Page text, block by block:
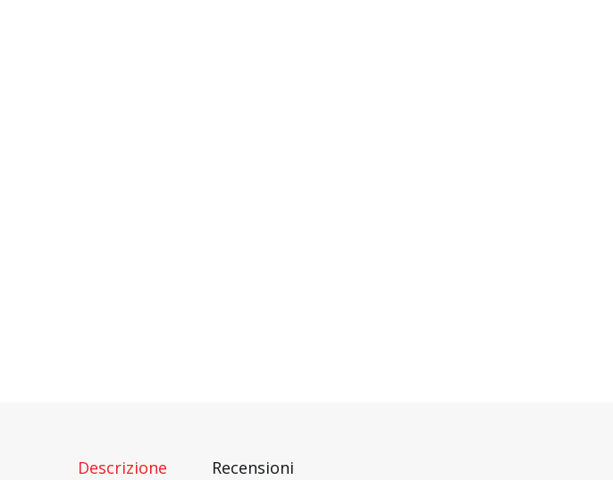
Descrizione Recensioni